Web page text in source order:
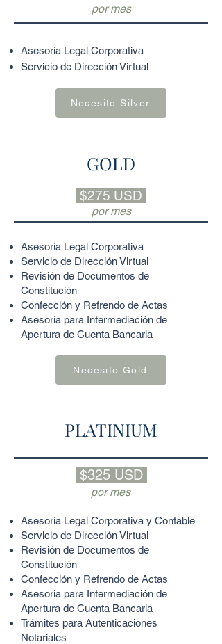
por mes
Asesoría Legal Corporativa
Servicio de Dirección Virtual
Necesito Silver
GOLD
$275 USD
por mes
Asesoría Legal Corporativa
Servicio de Dirección Virtual
Revisión de Documentos de
Constitución
Confección y Refrendo de Actas
Asesoría para Intermediación de
Apertura de Cuenta Bancaria
Necesito Gold
PLATINIUM
$325 USD
por mes
Asesoría Legal Corporativa y Contable
Servicio de Dirección Virtual
Revisión de Documentos de
Constitución
Confección y Refrendo de Actas
Asesoría para Intermediación de
Apertura de Cuenta Bancaria
Trámites para Autenticaciones
Notariales